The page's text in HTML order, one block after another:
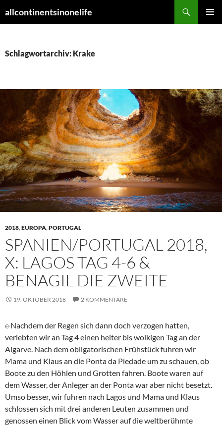
Inhalt
allcontinentsinonelife
Schlagwortarchiv: Krake
2018,EUROPA,PORTUGAL
SPANIEN/PORTUGAL 2018,
X: LAGOS TAG 4-6 &
BENAGIL DIE ZWEITE
19. OKTOBER 2018 2 KOMMENTARE
eNachdem der Regen sich dann doch verzogen hatten,
verlebten wir an Tag 4 einen heiter bis wolkigen Tag an der
Algarve. Nach dem obligatorischen Frühstück fuhren wir
Mama und Klaus an die Ponta da Piedade um zu schauen, ob
Boote zu den Höhlen und Grotten fahren. Boote waren auf
dem Wasser, der Anleger an der Ponta war aber nicht besetzt.
Umso besser, wir fuhren nach Lagos und Mama und Klaus
schlossen sich mit drei anderen Leuten zusammen und
genossen einen Blick vom Wasser auf die weltberühmte